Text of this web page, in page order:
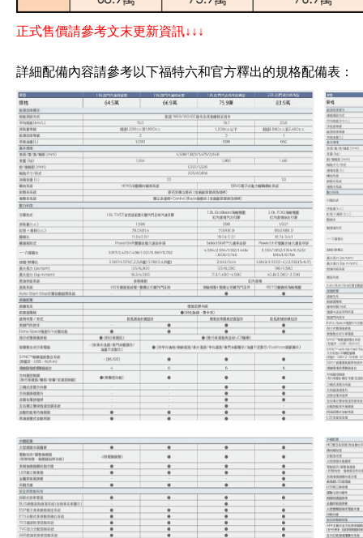
正式售價請參考文末更新資訊↓↓↓
詳細配備內容請參考以下福特六和官方釋出的規格配備表：